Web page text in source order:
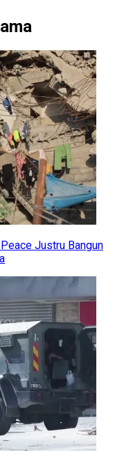
Justru Bangun